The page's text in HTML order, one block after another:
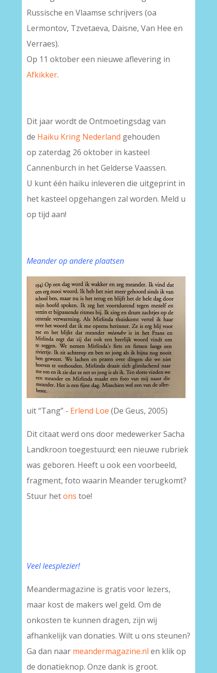
Russische en Vlaamse schrijvers (oa
Lermontov, Tzvetaeva, Daisne, Van Hee en
Verraes).
Op 11 oktober een nieuwe aflevering in
Afkikker.
Dit jaar wordt de Ontmoetingsdag van
de Haiku Kring Nederland gehouden
op zaterdag 26 oktober in kasteel
Cannenburch in het Gelderse Vaassen.
U kunt één haiku inleveren die uitgeprint in
het kasteel opgehangen zal worden. Meld u
op tijd aan!
Meander op andere plaatsen
uit “Tang” - Erlend Loe (De Geus, 2005)
Dit citaat werd ons door medewerker Sacha
Landkroon toegestuurd; een nieuwe rubriek
was geboren. Heeft u ook een voorbeeld,
fragment, foto waarin Meander terugkomt?
Stuur hetons toe!
Veel leesplezier!
Meandermagazine is gratis voor lezers,
maar kost de makers wel geld. Om de
onkosten te kunnen dragen, zijn wij
afhankelijk van donaties. Wilt u ons steunen?
Ga dan naar meandermagazine.nl en klik op
de donatieknop. Onze dank is groot.